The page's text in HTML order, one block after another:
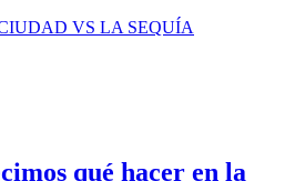
VS LA SEQUÍA